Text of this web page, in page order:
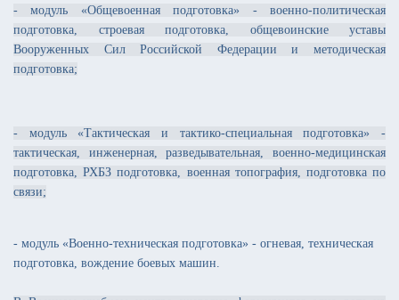
- модуль «Общевоенная подготовка» - военно-политическая
подготовка, строевая подготовка, общевоинские уставы
Вооруженных Сил Российской Федерации и методическая
подготовка;
- модуль «Тактическая и тактико-специальная подготовка» -
тактическая, инженерная, разведывательная, военно-медицинская
подготовка, РХБЗ подготовка, военная топография, подготовка по
связи;
- модуль «Военно-техническая подготовка» - огневая, техническая
подготовка, вождение боевых машин.